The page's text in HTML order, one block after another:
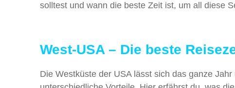
solltest und wann die beste Zeit ist, um all diese
West-USA – Die beste
Die Westküste der USA lässt sich das ganze